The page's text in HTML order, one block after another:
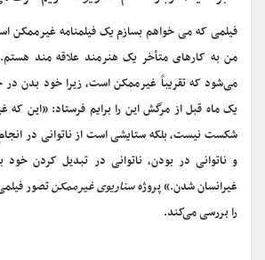
فیلمی که می خواهم بسازم یک فیلمنامه غیرممکن
من به کارهای متأخر یک هنرمند علاقه مند
می‌شود که تقریباً غیرممکن است، زیرا خود بدن
یک ماه قبل از مرگش این را برایم فرستاد: «این
شکست نیست، بلکه ستایشی است از ناتوانی در
و ناتوانی در بودن، ناتوانی در تبدیل کردن
غیرانسان شدن.» پروژهسناریوی غیرممکنتصور
را بررسی می‌کند.